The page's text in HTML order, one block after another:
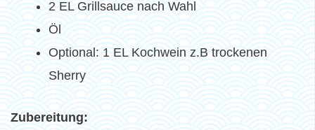
2 EL Grillsauce nach Wahl
Öl
Optional: 1 EL Kochwein z.B trockenen
Sherry
Zubereitung: